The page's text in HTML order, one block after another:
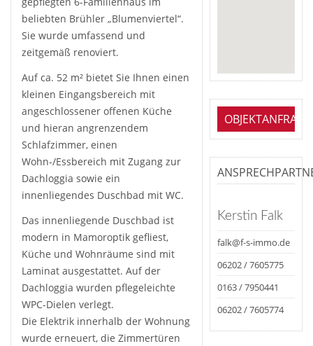
beliebten Brühler „Blumenviertel“.
Sie wurde umfassend und
zeitgemäß renoviert.
Auf ca. 52 m² bietet Sie Ihnen einen
kleinen Eingangsbereich mit
angeschlossener offenen Küche
und hieran angrenzendem
Schlafzimmer, einen
Wohn-/Essbereich mit Zugang zur
Dachloggia sowie ein
innenliegendes Duschbad mit WC.
Das innenliegende Duschbad ist
modern in Mamoroptik gefliest,
Küche und Wohnräume sind mit
Laminat ausgestattet. Auf der
Dachloggia wurden pflegeleichte
WPC-Dielen verlegt.
Die Elektrik innerhalb der Wohnung
wurde erneuert, die Zimmertüren
OBJEKTANFRAGE
Kerstin Falk
falk@f-s-immo.de
06202 / 7605775
0163 / 7950441
06202 / 7605774